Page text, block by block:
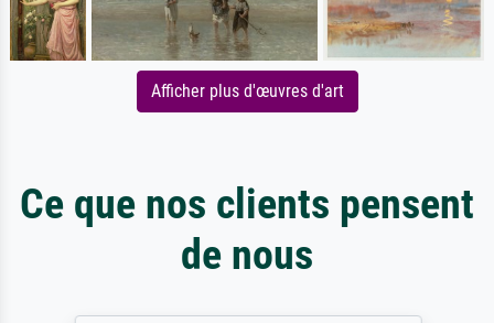
Afficher plus d'œuvres d'art
Ce que nos clients pensent
de nous